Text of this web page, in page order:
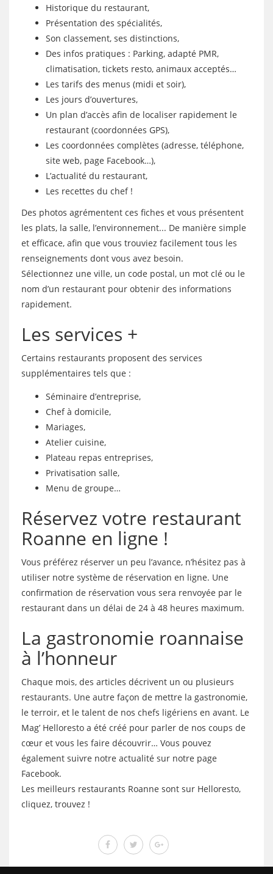
Historique du restaurant,
Présentation des spécialités,
Son classement, ses distinctions,
Des infos pratiques : Parking, adapté PMR,
climatisation, tickets resto, animaux acceptés…
Les tarifs des menus (midi et soir),
Les jours d’ouvertures,
Un plan d’accès afin de localiser rapidement le
restaurant (coordonnées GPS),
Les coordonnées complètes (adresse, téléphone,
site web, page Facebook…),
L’actualité du restaurant,
Les recettes du chef !
Des photos agrémentent ces fiches et vous présentent
les plats, la salle, l’environnement... De manière simple
et efficace, afin que vous trouviez facilement tous les
renseignements dont vous avez besoin.
Sélectionnez une ville, un code postal, un mot clé ou le
nom d’un restaurant pour obtenir des informations
rapidement.
Les services +
Certains restaurants proposent des services
supplémentaires tels que :
Séminaire d’entreprise,
Chef à domicile,
Mariages,
Atelier cuisine,
Plateau repas entreprises,
Privatisation salle,
Menu de groupe…
Réservez votre restaurant
Roanne en ligne !
Vous préférez réserver un peu l’avance, n’hésitez pas à
utiliser notre système de réservation en ligne. Une
confirmation de réservation vous sera renvoyée par le
restaurant dans un délai de 24 à 48 heures maximum.
La gastronomie roannaise
à l’honneur
Chaque mois, des articles décrivent un ou plusieurs
restaurants. Une autre façon de mettre la gastronomie,
le terroir, et le talent de nos chefs ligériens en avant. Le
Mag’ Helloresto a été créé pour parler de nos coups de
cœur et vous les faire découvrir… Vous pouvez
également suivre notre actualité sur notre page
Facebook.
Les meilleurs restaurants Roanne sont sur Helloresto,
cliquez, trouvez !